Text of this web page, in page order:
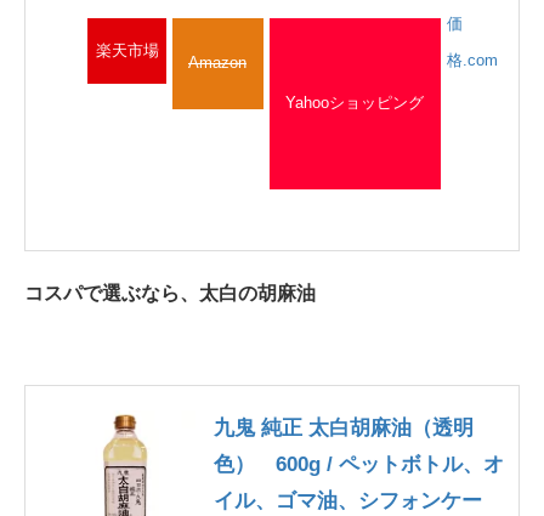
楽天市場
Amazon
Yahooショッピング
価
格.com
コスパで選ぶなら、太白の胡麻油
九鬼 純正 太白胡麻油（透明
色） 600g / ペットボトル、オ
イル、ゴマ油、シフォンケー